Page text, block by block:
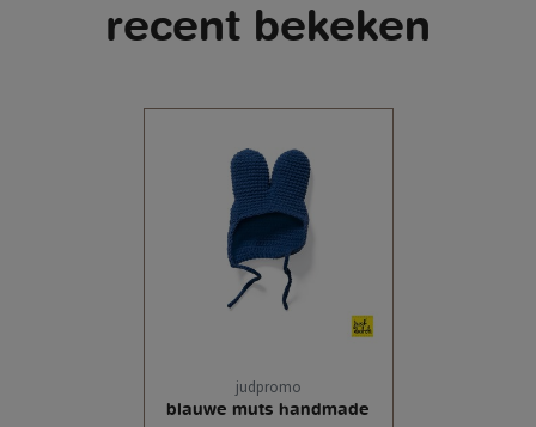
recent bekeken
judpromo
blauwe muts handmade